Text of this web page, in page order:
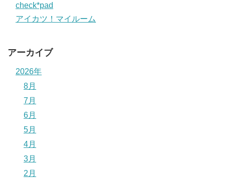
check*pad
アイカツ！マイルーム
アーカイブ
2026年
8月
7月
6月
5月
4月
3月
2月